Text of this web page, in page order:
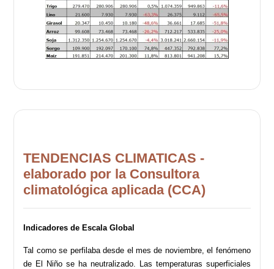
TENDENCIAS CLIMATICAS -
elaborado por la Consultora
climatológica aplicada (CCA)
Indicadores de Escala Global
Tal como se perfilaba desde el mes de noviembre, el fenómeno
de El Niño se ha neutralizado. Las temperaturas superficiales